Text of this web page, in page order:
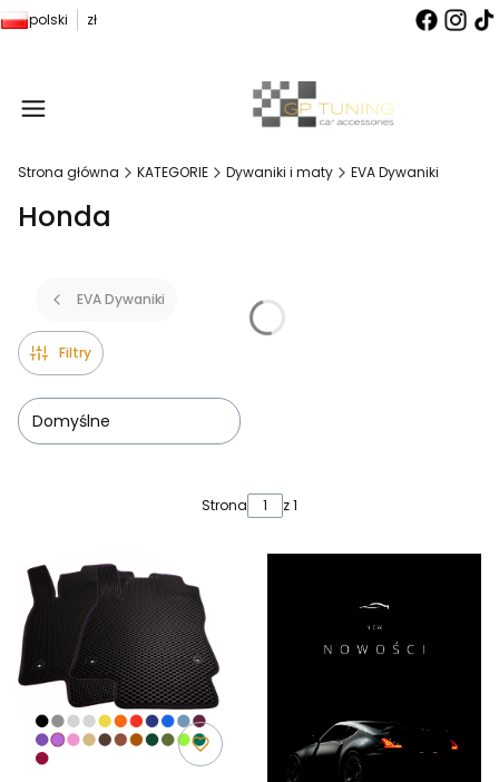
polski zł
Strona główna KATEGORIE Dywaniki i maty EVA Dywaniki
Honda
EVA Dywaniki
Filtry
Domyślne
Strona z 1